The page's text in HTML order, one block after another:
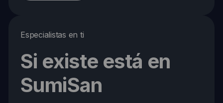
Especialistas en ti
Si existe está en
SumiSan